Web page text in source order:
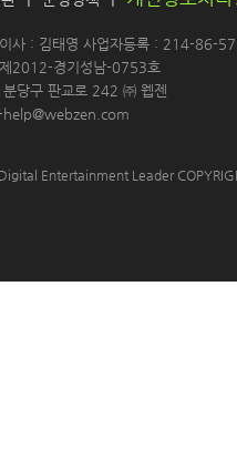
사 : 김태영 사업자등록 : 214-86-
2012-경기성남-0753호
당구 판교로 242 ㈜ 웹젠
help@webzen.com
Entertainment Leader